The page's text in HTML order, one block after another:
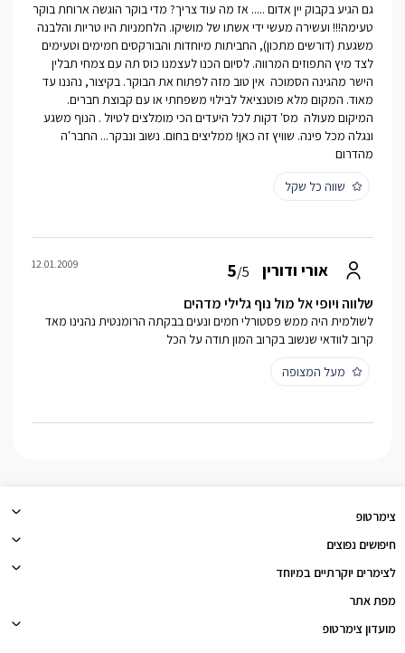
גם הגיע בקבוק יין אדום ..... אז מה עוד צריך? מדי בוקר הוגשה ארוחת בוקר
טעימה!!! ועשירה מעשי ידי אשתו של מושיקו. הלחמניות היו טריות והלבנה
משגעת (דורשים מתכון), החביתות מיוחדות והבורקסים חמימים וטעימים
לצד מיץ התפוזים המרווה. לסיום הכנו לעצמנו כוס תה עם צמחי תבלין
הישר מהגינה הסמוכה  אין טוב מזה לפתוח את הבוקר. בקיצור, נהננו עד
מאוד. המקום מלא פוטנציאל לבילוי משפחתי או עם קבוצת חברים.
המיקום מעולה  מס' דקות לכל היעדים הכי מומלצים לטיול . הנוף משגע
ונגלה מכל פינה. שוויץ זה כאן! ממליצים בחום. נשוב ונבקר... החבר'ה
מהדרום
שווה כל שקל
אורי ודורין 5/5
12.01.2009
שלווה ויופי אל מול נוף גלילי מדהים
לשולמית היה ממש פסטורלי חמים ונעים בבקתה הרומנטית נהנינו מאד
קרוב לוודאי שנשוב בקרוב המון תודה על הכל
מעל המצופה
צימרטופ
חיפושים נפוצים
לצימרים יוקרתיים במיוחד
מפת אתר
מועדון צימרטופ